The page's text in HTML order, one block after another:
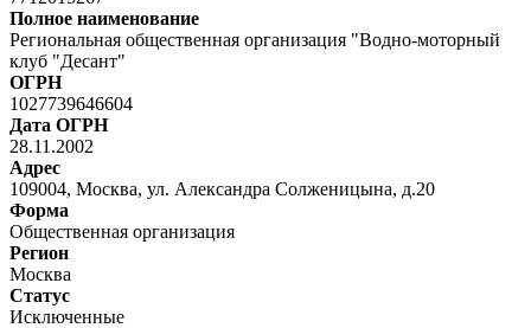
Полное наименование
Региональная общественная организация "Водно-моторный
клуб "Десант"
ОГРН
1027739646604
Дата ОГРН
28.11.2002
Адрес
109004, Москва, ул. Александра Солженицына, д.20
Форма
Общественная организация
Регион
Москва
Статус
Исключенные